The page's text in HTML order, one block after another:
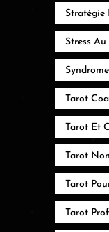
Stratégie
Stress Au
Tarot
Tarot Et
Tarot
Tarot
Tarot